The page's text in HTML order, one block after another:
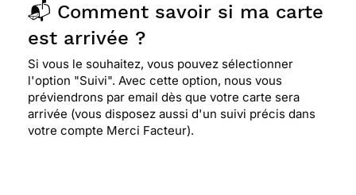
📬 Comment savoir si ma carte
est arrivée ?
Si vous le souhaitez, vous pouvez sélectionner
l'option "Suivi". Avec cette option, nous vous
préviendrons par email dès que votre carte sera
arrivée (vous disposez aussi d'un suivi précis dans
votre compte Merci Facteur).